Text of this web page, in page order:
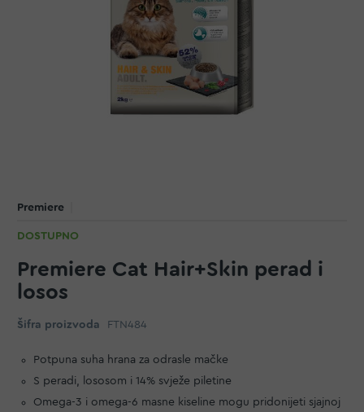
Premiere
DOSTUPNO
Premiere Cat Hair+Skin perad i
losos
Šifra proizvoda FTN484
Potpuna suha hrana za odrasle mačke
S peradi, lososom i 14% svježe piletine
Omega-3 i omega-6 masne kiseline mogu pridonijeti sjajnoj